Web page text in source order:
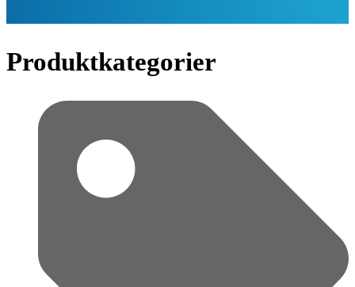
Produktkategorier